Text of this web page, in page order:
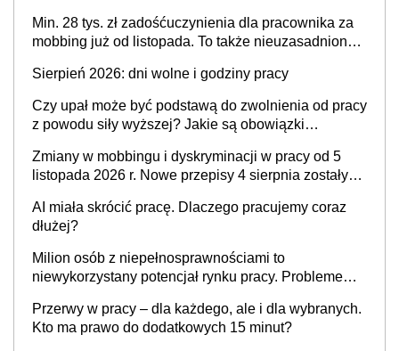
Min. 28 tys. zł zadośćuczynienia dla pracownika za
mobbing już od listopada. To także nieuzasadniona
Sierpień 2026: dni wolne i godziny pracy
Czy upał może być podstawą do zwolnienia od pracy
z powodu siły wyższej? Jakie są obowiązki
Zmiany w mobbingu i dyskryminacji w pracy od 5
listopada 2026 r. Nowe przepisy 4 sierpnia zostały
AI miała skrócić pracę. Dlaczego pracujemy coraz
dłużej?
Milion osób z niepełnosprawnościami to
niewykorzystany potencjał rynku pracy. Problemem
refundacji, ale bariery po stronie systemu i
świadomości pracodawców [WYWIAD]
Przerwy w pracy – dla każdego, ale i dla wybranych.
Kto ma prawo do dodatkowych 15 minut?